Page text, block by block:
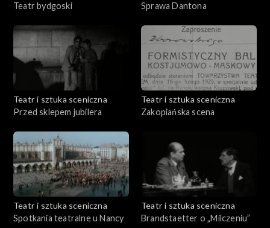
Teatr bydgoski
Sprawa Dantona
Teatr i sztuka sceniczna
Przed sklepem jubilera
Teatr i sztuka sceniczna
Zakopiańska scena
Teatr i sztuka sceniczna
Spotkania teatralne u Nancy
Teatr i sztuka sceniczna
Brandstaetter o „Milczeniu”